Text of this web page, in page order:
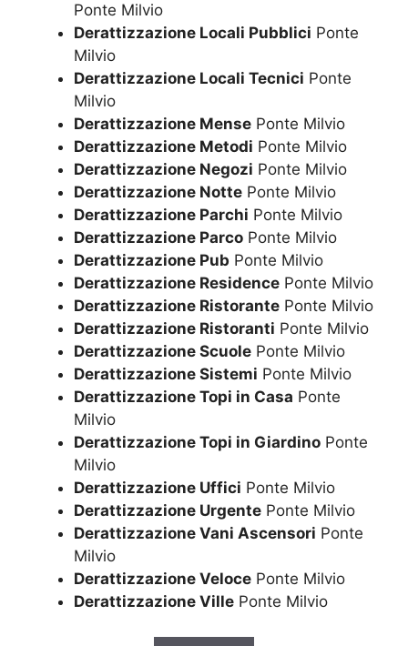
Ponte Milvio
Derattizzazione Locali Pubblici Ponte
Milvio
Derattizzazione Locali Tecnici Ponte
Milvio
Derattizzazione Mense Ponte Milvio
Derattizzazione Metodi Ponte Milvio
Derattizzazione Negozi Ponte Milvio
Derattizzazione Notte Ponte Milvio
Derattizzazione Parchi Ponte Milvio
Derattizzazione Parco Ponte Milvio
Derattizzazione Pub Ponte Milvio
Derattizzazione Residence Ponte Milvio
Derattizzazione Ristorante Ponte Milvio
Derattizzazione Ristoranti Ponte Milvio
Derattizzazione Scuole Ponte Milvio
Derattizzazione Sistemi Ponte Milvio
Derattizzazione Topi in Casa Ponte
Milvio
Derattizzazione Topi in Giardino Ponte
Milvio
Derattizzazione Uffici Ponte Milvio
Derattizzazione Urgente Ponte Milvio
Derattizzazione Vani Ascensori Ponte
Milvio
Derattizzazione Veloce Ponte Milvio
Derattizzazione Ville Ponte Milvio